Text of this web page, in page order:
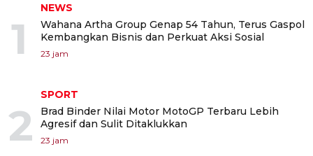
1
NEWS
Wahana Artha Group Genap 54 Tahun, Terus Gaspol
Kembangkan Bisnis dan Perkuat Aksi Sosial
23 jam
2
SPORT
Brad Binder Nilai Motor MotoGP Terbaru Lebih
Agresif dan Sulit Ditaklukkan
23 jam